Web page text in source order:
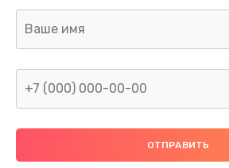
2000 руб.
Ремонт
900 руб.